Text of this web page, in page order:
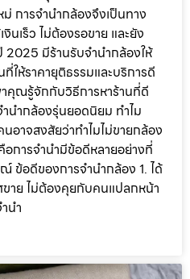
การจำนำกล้องจึงเป็นทาง
งินเร็ว ไม่ต้องรอขาย และยัง
2025 มีร้านรับจำนำกล้องให้
ให้ราคายุติธรรมและบริการดี
คุณรู้จักกับวิธีการหาร้านที่ดี
นำกล้องรุ่นยอดนิยม ทำไม
อาจสงสัยว่าทำไมไม่ขายกล้อง
การจำนำมีข้อดีหลายอย่างที่
ข้อดีของการจำนำกล้อง 1. ได้
าย ไม่ต้องคุยกับคนแปลกหน้า
นำ